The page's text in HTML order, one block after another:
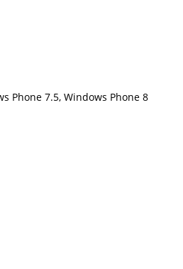
Phone 7.5, Windows Phone 8